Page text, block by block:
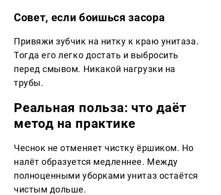
Совет, если боишься засора
Привяжи зубчик на нитку к краю унитаза.
Тогда его легко достать и выбросить
перед смывом. Никакой нагрузки на
трубы.
Реальная польза: что даёт
метод на практике
Чеснок не отменяет чистку ёршиком. Но
налёт образуется медленнее. Между
полноценными уборками унитаз остаётся
чистым дольше.